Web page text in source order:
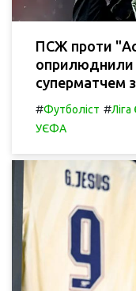
ПСЖ проти
оприлюднили
суперматчем
#Футболіст #
УЄФА